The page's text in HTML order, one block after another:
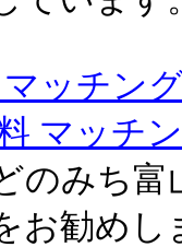
ッチン
マッチ
のみち
お勧め